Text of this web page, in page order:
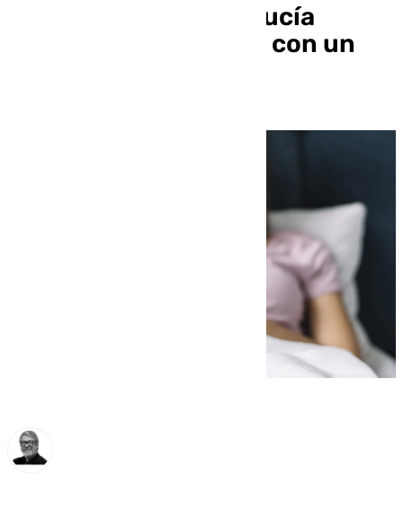
Las abortos en Andalucía
aumentaron en 2023 con un